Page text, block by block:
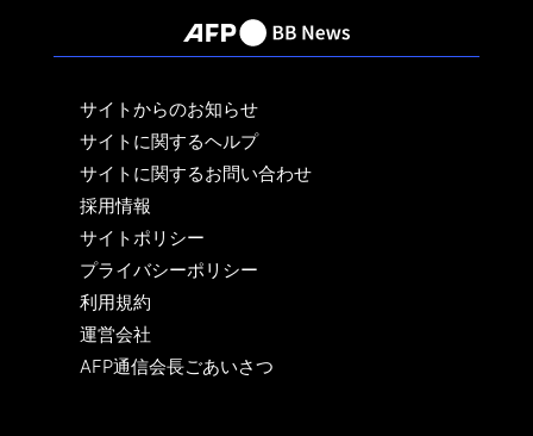
サイトからのお知らせ
サイトに関するヘルプ
サイトに関するお問い合わせ
採用情報
サイトポリシー
プライバシーポリシー
利用規約
運営会社
AFP通信会長ごあいさつ